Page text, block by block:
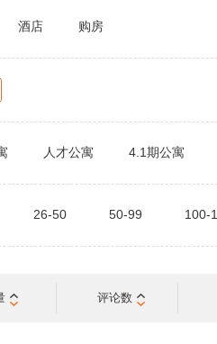
酒店 购房
人才公寓 4.1期公寓
26-50 50-99 100-
评论数